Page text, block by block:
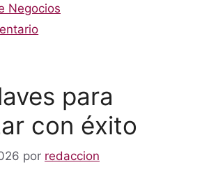
Negocios
para
con éxito
por redaccion